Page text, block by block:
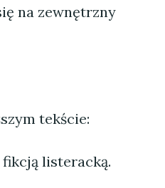
na zewnętrzny
tekście:
listeracką.